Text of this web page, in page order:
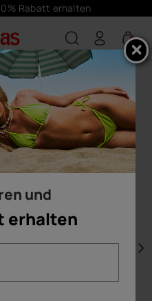
Rabatt erhalten
0
und
erhalten